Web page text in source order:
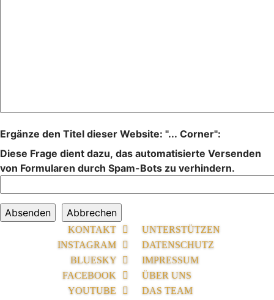
Ergänze den Titel dieser Website: "... Corner":
Diese Frage dient dazu, das automatisierte Versenden
von Formularen durch Spam-Bots zu verhindern.
KONTAKT
INSTAGRAM
BLUESKY
FACEBOOK
YOUTUBE
UNTERSTÜTZEN
DATENSCHUTZ
IMPRESSUM
ÜBER UNS
DAS TEAM